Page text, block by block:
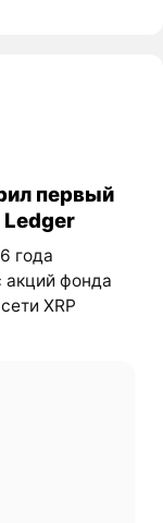
первый
Ledger
года
акций фонда
XRP